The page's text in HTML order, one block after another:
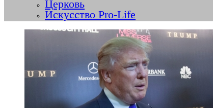
Церковь
Искусство Pro-Life